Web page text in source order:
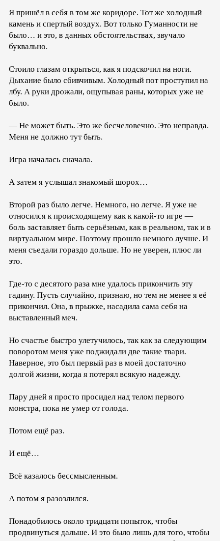
Я пришёл в себя в том же коридоре. Тот же холодный
камень и спертый воздух. Вот только Гуманности не
было… и это, в данных обстоятельствах, звучало
буквально.
Стоило глазам открыться, как я подскочил на ноги.
Дыхание было сбивчивым. Холодный пот проступил на
лбу. А руки дрожали, ощупывая раны, которых уже не
было.
— Не может быть. Это же бесчеловечно. Это неправда.
Меня не должно тут быть.
Игра началась сначала.
А затем я услышал знакомый шорох…
Второй раз было легче. Немного, но легче. Я уже не
относился к происходящему как к какой-то игре —
боль заставляет быть серьёзным, как в реальном, так и в
виртуальном мире. Поэтому прошло немного лучше. И
меня съедали гораздо дольше. Но не уверен, плюс ли
это.
Где-то с десятого раза мне удалось прикончить эту
гадину. Пусть случайно, признаю, но тем не менее я её
прикончил. Она, в прыжке, насадила сама себя на
выставленный меч.
Но счастье быстро улетучилось, так как за следующим
поворотом меня уже поджидали две такие твари.
Наверное, это был первый раз в моей достаточно
долгой жизни, когда я потерял всякую надежду.
Пару дней я просто просидел над телом первого
монстра, пока не умер от голода.
Потом ещё раз.
И ещё…
Всё казалось бессмысленным.
А потом я разозлился.
Понадобилось около тридцати попыток, чтобы
продвинуться дальше. И это было лишь для того, чтобы